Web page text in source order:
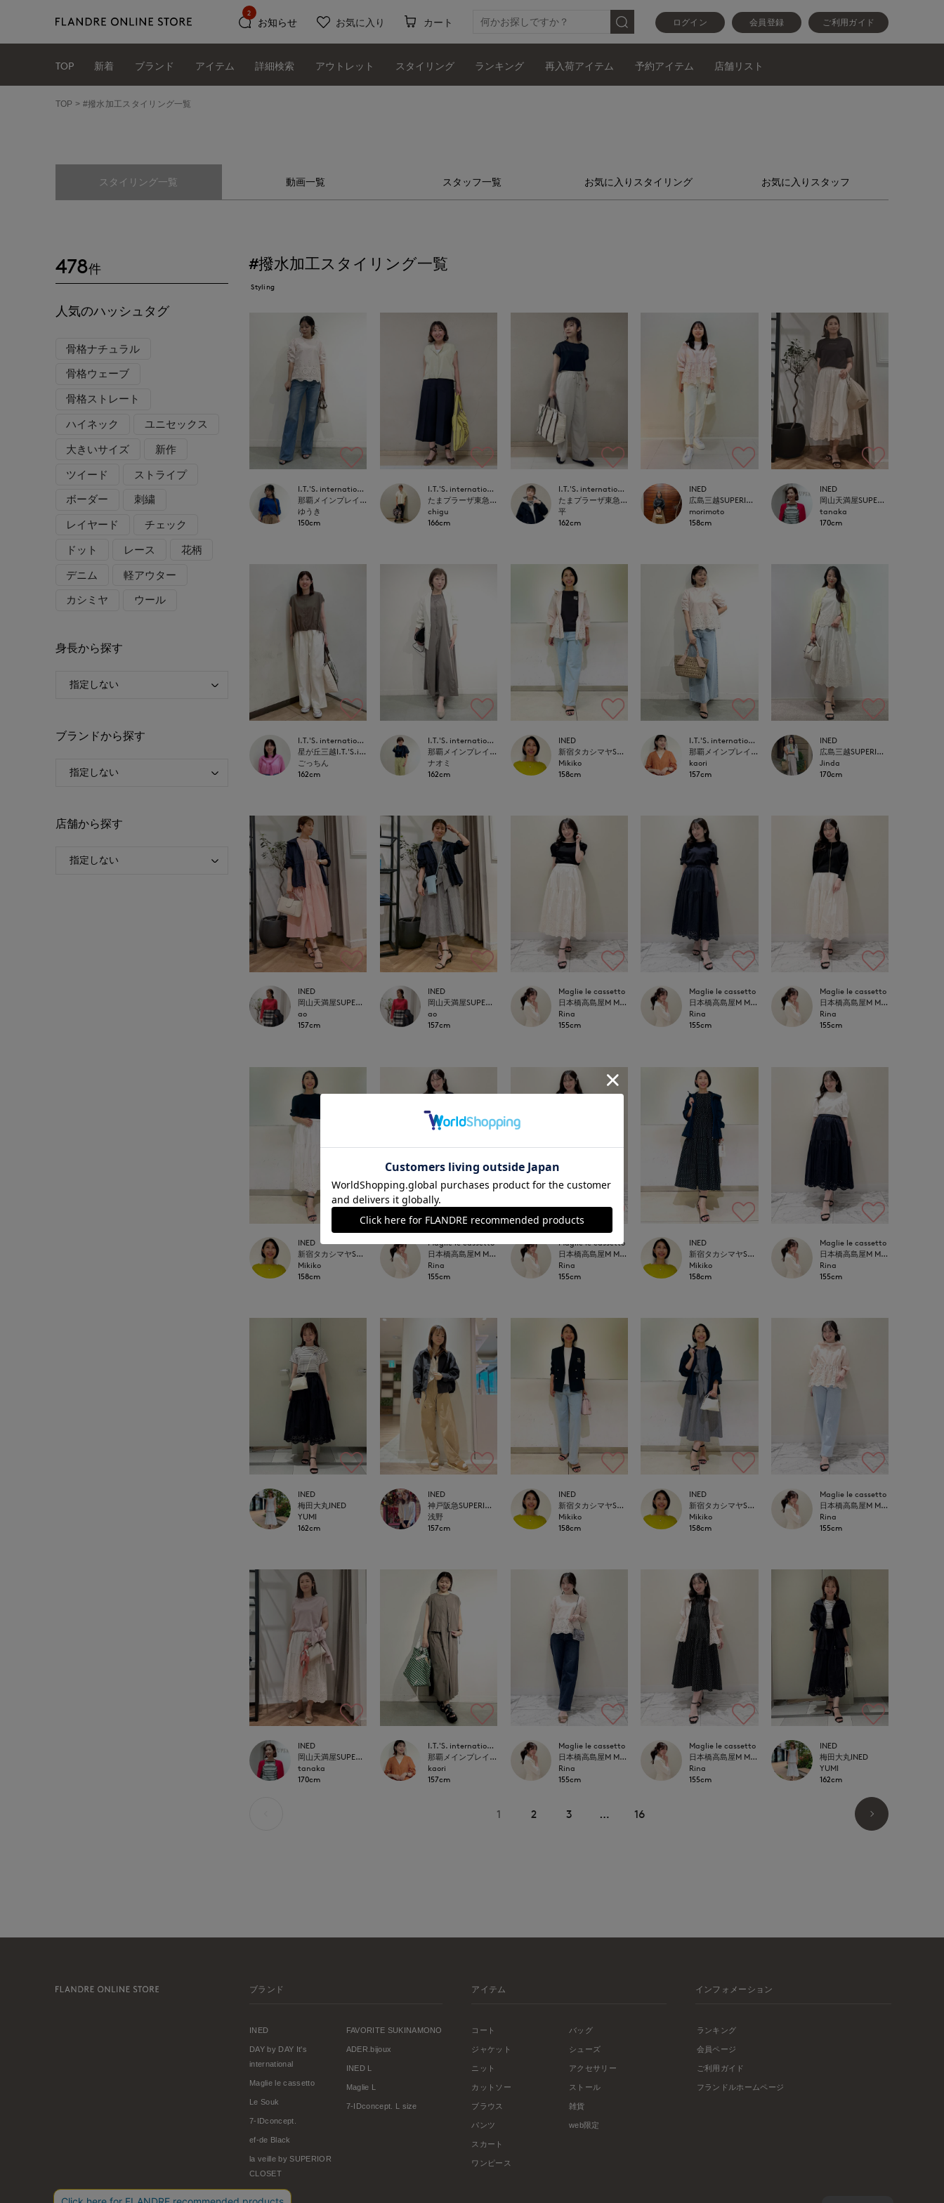
ログイン 会員登録 ご利用ガイド
お知らせ
2
お気に入り カート
TOP 新着 ブランド アイテム 詳細検索 アウトレット スタイリング ランキング 再入荷アイテム 予約アイテム 店舗リスト
TOP #撥水加工スタイリング一覧
スタイリング一覧 動画一覧 スタッフ一覧 お気に入りスタイリング お気に入りスタッフ
#撥水加工スタイリング一覧
Styling
I.T.'S. international
那覇メインプレイスI.T.'S.international
ゆうき
150cm
I.T.'S. international
たまプラーザ東急I.T.'S.international
chigu
166cm
I.T.'S. international
たまプラーザ東急I.T.'S.international
平
162cm
INED
広島三越SUPERIORCLOSET
morimoto
158cm
INED
岡山天満屋SUPERIORCLOSET
tanaka
170cm
I.T.'S. international
星が丘三越I.T.'S.international
ごっちん
162cm
I.T.'S. international
那覇メインプレイスI.T.'S.international
ナオミ
162cm
INED
新宿タカシマヤSUPERIOR CLOSET
Mikiko
158cm
I.T.'S. international
那覇メインプレイスI.T.'S.international
kaori
157cm
INED
広島三越SUPERIORCLOSET
Jinda
170cm
INED
岡山天満屋SUPERIORCLOSET
ao
157cm
INED
岡山天満屋SUPERIORCLOSET
ao
157cm
Maglie le cassetto
日本橋高島屋M Maglie le cassetto
Rina
155cm
Maglie le cassetto
日本橋高島屋M Maglie le cassetto
Rina
155cm
Maglie le cassetto
日本橋高島屋M Maglie le cassetto
Rina
155cm
INED
新宿タカシマヤSUPERIOR CLOSET
Mikiko
158cm
Maglie le cassetto
日本橋高島屋M Maglie le cassetto
Rina
155cm
Maglie le cassetto
日本橋高島屋M Maglie le cassetto
Rina
155cm
INED
新宿タカシマヤSUPERIOR CLOSET
Mikiko
158cm
Maglie le cassetto
日本橋高島屋M Maglie le cassetto
Rina
155cm
INED
梅田大丸INED
YUMI
162cm
INED
神戸阪急SUPERIORCLOSET
浅野
157cm
INED
新宿タカシマヤSUPERIOR CLOSET
Mikiko
158cm
INED
新宿タカシマヤSUPERIOR CLOSET
Mikiko
158cm
Maglie le cassetto
日本橋高島屋M Maglie le cassetto
Rina
155cm
INED
岡山天満屋SUPERIORCLOSET
tanaka
170cm
I.T.'S. international
那覇メインプレイスI.T.'S.international
kaori
157cm
Maglie le cassetto
日本橋高島屋M Maglie le cassetto
Rina
155cm
Maglie le cassetto
日本橋高島屋M Maglie le cassetto
Rina
155cm
INED
梅田大丸INED
YUMI
162cm
1 2 3 … 16
478件
人気のハッシュタグ
骨格ナチュラル
骨格ウェーブ
骨格ストレート
ハイネック
ユニセックス
大きいサイズ
新作
ツイード
ストライプ
ボーダー
刺繍
レイヤード
チェック
ドット
レース
花柄
デニム
軽アウター
カシミヤ
ウール
身長から探す
ブランドから探す
店舗から探す
ブランド
INED
DAY by DAY It's
international
Maglie le cassetto
Le Souk
7-IDconcept.
ef-de Black
la veille by SUPERIOR
CLOSET
FAVORITE SUKINAMONO
ADER.bijoux
INED L
Maglie L
7-IDconcept. L size
アイテム
コート
ジャケット
ニット
カットソー
ブラウス
パンツ
スカート
ワンピース
バッグ
シューズ
アクセサリー
ストール
雑貨
web限定
インフォメーション
ランキング
会員ページ
ご利用ガイド
フランドルホームページ